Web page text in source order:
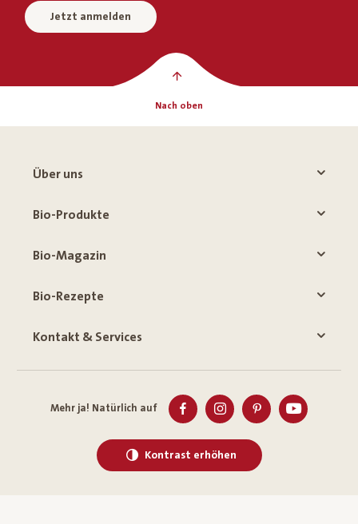
Jetzt anmelden
Nach oben
Über uns
Bio-Produkte
Bio-Magazin
Bio-Rezepte
Kontakt & Services
Mehr ja! Natürlich auf
Kontrast erhöhen